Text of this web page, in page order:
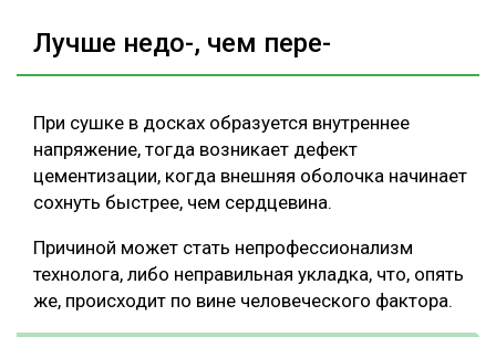
Лучше недо-, чем пере-
При сушке в досках образуется внутреннее
напряжение, тогда возникает дефект
цементизации, когда внешняя оболочка начинает
сохнуть быстрее, чем сердцевина.
Причиной может стать непрофессионализм
технолога, либо неправильная укладка, что, опять
же, происходит по вине человеческого фактора.